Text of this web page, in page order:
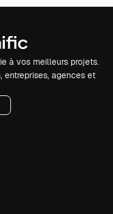
à vos meilleurs projets.
entreprises, agences et